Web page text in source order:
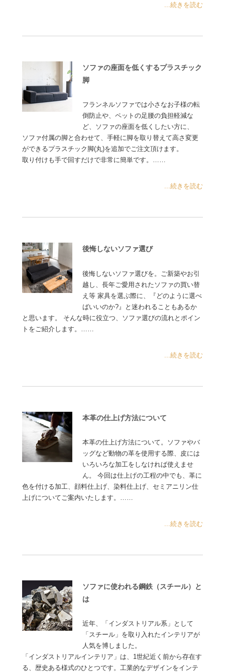
...続きを読む
ソファの座面を低くするプラスチック
脚
フランネルソファでは小さなお子様の転
倒防止や、ペットの足腰の負担軽減な
ど、ソファの座面を低くしたい方に、
ソファ付属の脚と合わせて、手軽に脚を取り替えて高さ変更
ができるプラスチック脚(丸)を追加でご注文頂けます。
取り付けも手で回すだけで非常に簡単です。……
...続きを読む
後悔しないソファ選び
後悔しないソファ選びを。ご新築やお引
越し、長年ご愛用されたソファの買い替
え等 家具を選ぶ際に、『どのように選べ
ばいいのか?』と迷われることもあるか
と思います。 そんな時に役立つ、ソファ選びの流れとポイン
トをご紹介します。……
...続きを読む
本革の仕上げ方法について
本革の仕上げ方法について。ソファやバ
ッグなど動物の革を使用する際、皮には
いろいろな加工をしなければ使えませ
ん。 今回は仕上げの工程の中でも、革に
色を付ける加工、顔料仕上げ、染料仕上げ、セミアニリン仕
上げについてご案内いたします。……
...続きを読む
ソファに使われる鋼鉄（スチール）と
は
近年、「インダストリアル系」として
「スチール」を取り入れたインテリアが
人気を博しました。
「インダストリアルインテリア」は、1世紀近く前から存在す
る、歴史ある様式のひとつです。工業的なデザインをインテ